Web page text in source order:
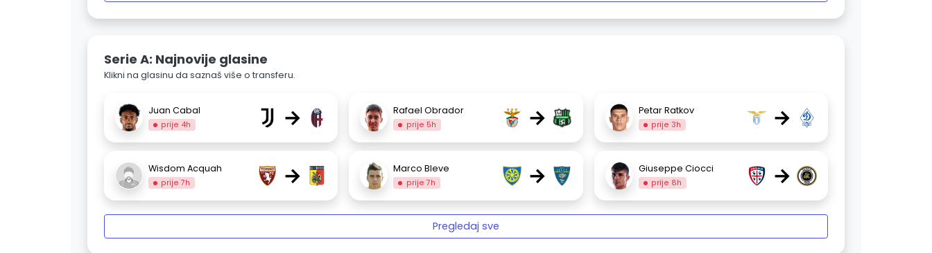
Serie A: Najnovije glasine
Klikni na glasinu da saznaš više o transferu.
Juan Cabal
prije 4h → Rafael Obrador
prije 5h → Petar Ratkov
prije 3h →
Wisdom Acquah
prije 7h → Marco Bleve
prije 7h → Giuseppe Ciocci
prije 8h →
Pregledaj sve